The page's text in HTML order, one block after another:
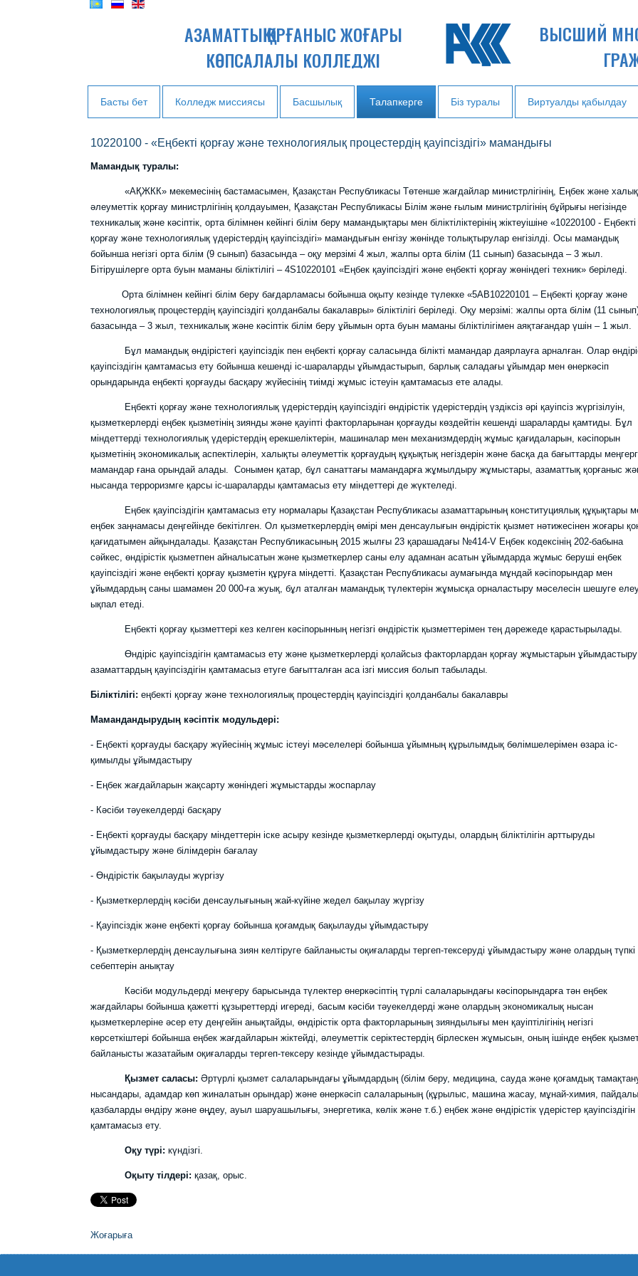
АЗАМАТТЫҚ ҚОРҒАНЫС ЖОҒАРЫ
КӨПСАЛАЛЫ КОЛЛЕДЖІ
ВЫСШИЙ
Басты бет Колледж миссиясы Басшылық Талапкерге Біз туралы Виртуалды қабылдау
10220100 - «Еңбекті қорғау және технологиялық процестердің қауіпсіздігі» мамандығы
Мамандық туралы:
«АҚЖКК» мекемесінің бастамасымен, Қазақстан Республикасы Төтенше жағдайлар министрлігінің, Еңбек және
әлеуметтік қорғау министрлігінің қолдауымен, Қазақстан Республикасы Білім және ғылым министрлігінің бұйрығы негізінде
техникалық және кәсіптік, орта білімнен кейінгі білім беру мамандықтары мен біліктіліктерінің жіктеуішіне «10220100 - Еңбекті
қорғау және технологиялық үдерістердің қауіпсіздігі» мамандығын енгізу жөнінде толықтырулар енгізілді. Осы мамандық
бойынша негізгі орта білім (9 сынып) базасында – оқу мерзімі 4 жыл, жалпы орта білім (11 сынып) базасында – 3 жыл.
Бітірушілерге орта буын маманы біліктілігі – 4S10220101 «Еңбек қауіпсіздігі және еңбекті қорғау жөніндегі техник» беріледі.
Орта білімнен кейінгі білім беру бағдарламасы бойынша оқыту кезінде түлекке «5AB10220101 – Еңбекті қорғау және
технологиялық процестердің қауіпсіздігі қолданбалы бакалавры» біліктілігі беріледі. Оқу мерзімі: жалпы орта білім (11
базасында – 3 жыл, техникалық және кәсіптік білім беру ұйымын орта буын маманы біліктілігімен аяқтағандар үшін – 1 жыл.
Бұл мамандық өндірістегі қауіпсіздік пен еңбекті қорғау саласында білікті мамандар даярлауға арналған. Олар
қауіпсіздігін қамтамасыз ету бойынша кешенді іс-шараларды ұйымдастырып, барлық саладағы ұйымдар мен өнеркәсіп
орындарында еңбекті қорғауды басқару жүйесінің тиімді жұмыс істеуін қамтамасыз ете алады.
Еңбекті қорғау және технологиялық үдерістердің қауіпсіздігі өндірістік үдерістердің үздіксіз әрі қауіпсіз жүргізілуін,
қызметкерлерді еңбек қызметінің зиянды және қауіпті факторларынан қорғауды көздейтін кешенді шараларды қамтиды. Бұл
міндеттерді технологиялық үдерістердің ерекшеліктерін, машиналар мен механизмдердің жұмыс қағидаларын, кәсіпорын
қызметінің экономикалық аспектілерін, халықты әлеуметтік қорғаудың құқықтық негіздерін және басқа да бағыттарды
мамандар ғана орындай алады. Сонымен қатар, бұл санаттағы мамандарға жұмылдыру жұмыстары, азаматтық қорғаныс
нысанда терроризмге қарсы іс-шараларды қамтамасыз ету міндеттері де жүктеледі.
Еңбек қауіпсіздігін қамтамасыз ету нормалары Қазақстан Республикасы азаматтарының конституциялық құқықтары
еңбек заңнамасы деңгейінде бекітілген. Ол қызметкерлердің өмірі мен денсаулығын өндірістік қызмет нәтижесінен жоғары
қағидатымен айқындалады. Қазақстан Республикасының 2015 жылғы 23 қарашадағы №414-V Еңбек кодексінің 202-бабына
сәйкес, өндірістік қызметпен айналысатын және қызметкерлер саны елу адамнан асатын ұйымдарда жұмыс беруші еңбек
қауіпсіздігі және еңбекті қорғау қызметін құруға міндетті. Қазақстан Республикасы аумағында мұндай кәсіпорындар мен
ұйымдардың саны шамамен 20 000-ға жуық, бұл аталған мамандық түлектерін жұмысқа орналастыру мәселесін шешуге
ықпал етеді.
Еңбекті қорғау қызметтері кез келген кәсіпорынның негізгі өндірістік қызметтерімен тең дәрежеде қарастырылады.
Өндіріс қауіпсіздігін қамтамасыз ету және қызметкерлерді қолайсыз факторлардан қорғау жұмыстарын
азаматтардың қауіпсіздігін қамтамасыз етуге бағытталған аса ізгі миссия болып табылады.
Біліктілігі: еңбекті қорғау және технологиялық процестердің қауіпсіздігі қолданбалы бакалавры
Мамандандырудың кәсіптік модульдері:
- Еңбекті қорғауды басқару жүйесінің жұмыс істеуі мәселелері бойынша ұйымның құрылымдық бөлімшелерімен өзара іс-
қимылды ұйымдастыру
- Еңбек жағдайларын жақсарту жөніндегі жұмыстарды жоспарлау
- Кәсіби тәуекелдерді басқару
- Еңбекті қорғауды басқару міндеттерін іске асыру кезінде қызметкерлерді оқытуды, олардың біліктілігін арттыруды
ұйымдастыру және білімдерін бағалау
- Өндірістік бақылауды жүргізу
- Қызметкерлердің кәсіби денсаулығының жай-күйіне жедел бақылау жүргізу
- Қауіпсіздік және еңбекті қорғау бойынша қоғамдық бақылауды ұйымдастыру
- Қызметкерлердің денсаулығына зиян келтіруге байланысты оқиғаларды тергеп-тексеруді ұйымдастыру және олардың түпкі
себептерін анықтау
Кәсіби модульдерді меңгеру барысында түлектер өнеркәсіптің түрлі салаларындағы кәсіпорындарға тән еңбек
жағдайлары бойынша қажетті құзыреттерді игереді, басым кәсіби тәуекелдерді және олардың экономикалық нысан
қызметкерлеріне әсер ету деңгейін анықтайды, өндірістік орта факторларының зияндылығы мен қауіптілігінің негізгі
көрсеткіштері бойынша еңбек жағдайларын жіктейді, әлеуметтік серіктестердің бірлескен жұмысын, оның ішінде еңбек
байланысты жазатайым оқиғаларды тергеп-тексеру кезінде ұйымдастырады.
Қызмет саласы: Әртүрлі қызмет салаларындағы ұйымдардың (білім беру, медицина, сауда және қоғамдық
нысандары, адамдар көп жиналатын орындар) және өнеркәсіп салаларының (құрылыс, машина жасау, мұнай-химия, пайдалы
қазбаларды өндіру және өңдеу, ауыл шаруашылығы, энергетика, көлік және т.б.) еңбек және өндірістік үдерістер қауіпсіздігін
қамтамасыз ету.
Оқу түрі: күндізгі.
Оқыту тілдері: қазақ, орыс.
Жоғарыға